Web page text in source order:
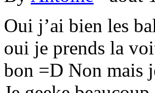
Oui j’ai bien les
oui je prends la
bon =D Non mais